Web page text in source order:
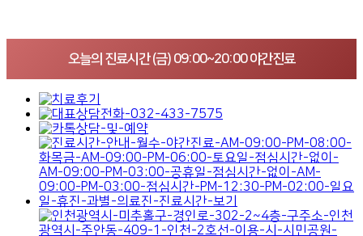
오늘의 진료시간 (금) 09:00~20:00 야간진료